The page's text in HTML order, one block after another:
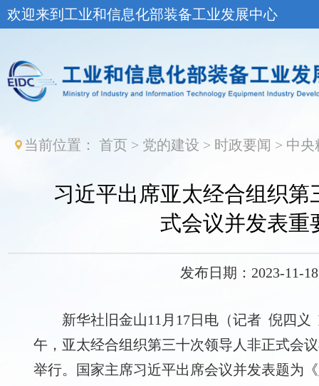
欢迎来到工业和信息化部装备工业发展中心
当前位置：首页 > 党的建设 > 时政要闻 > 中央
习近平出席亚太经合组织第
式会议并发表重
发布日期：2023-11-
新华社旧金山11月17日电（记者 倪四义
午，亚太经合组织第三十次领导人非正式会
举行。国家主席习近平出席会议并发表题为